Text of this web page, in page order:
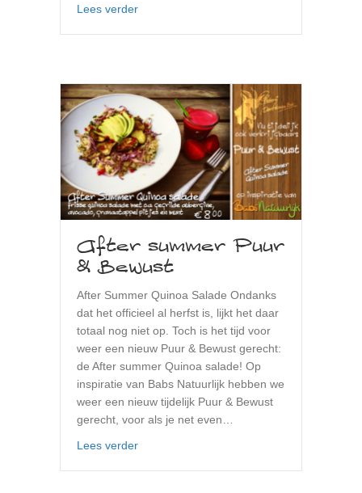
Lees verderabout Puur & Bewust Pompoensoep
After summer Puur
& Bewust
After Summer Quinoa Salade Ondanks
dat het officieel al herfst is, lijkt het daar
totaal nog niet op. Toch is het tijd voor
weer een nieuw Puur & Bewust gerecht:
de After summer Quinoa salade! Op
inspiratie van Babs Natuurlijk hebben we
weer een nieuw tijdelijk Puur & Bewust
gerecht, voor als je net even…
Lees verderabout After summer Puur & Bewust